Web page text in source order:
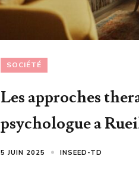
SOCIÉTÉ
Les approches
psychologue a
5 JUIN 2025 INSEED-TD